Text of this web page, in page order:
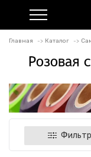
Главная Каталог
Розовая
Фильтр